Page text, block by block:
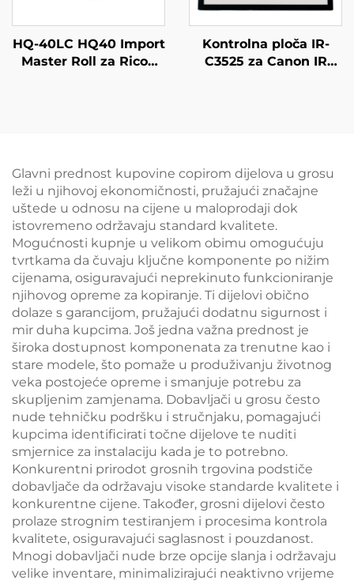
HQ-40LC HQ40 Import
Master Roll za Ricoh
Kontrolna ploča IR-
C3525 za Canon IR
Glavni prednost kupovine copirom dijelova u grosu
leži u njihovoj ekonomičnosti, pružajući značajne
uštede u odnosu na cijene u maloprodaji dok
istovremeno održavaju standard kvalitete.
Mogućnosti kupnje u velikom obimu omogućuju
tvrtkama da čuvaju ključne komponente po nižim
cijenama, osiguravajući neprekinuto funkcioniranje
njihovog opreme za kopiranje. Ti dijelovi obično
dolaze s garancijom, pružajući dodatnu sigurnost i
mir duha kupcima. Još jedna važna prednost je
široka dostupnost komponenata za trenutne kao i
stare modele, što pomaže u produživanju životnog
veka postojeće opreme i smanjuje potrebu za
skupljenim zamjenama. Dobavljači u grosu često
nude tehničku podršku i stručnjaku, pomagajući
kupcima identificirati točne dijelove te nuditi
smjernice za instalaciju kada je to potrebno.
Konkurentni prirodot grosnih trgovina podstiče
dobavljače da održavaju visoke standarde kvalitete i
konkurentne cijene. Također, grosni dijelovi često
prolaze strognim testiranjem i procesima kontrola
kvalitete, osiguravajući saglasnost i pouzdanost.
Mnogi dobavljači nude brze opcije slanja i održavaju
velike inventare, minimalizirajući neaktivno vrijeme